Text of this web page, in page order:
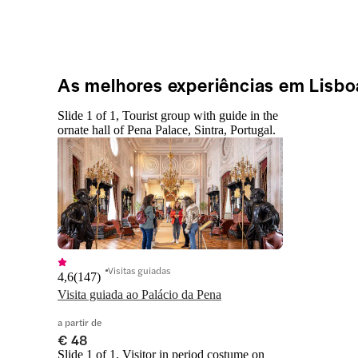
As melhores experiências em
Slide 1 of 1, Tourist group with guide in the
ornate hall of Pena Palace, Sintra, Portugal.
Visita guiada ao Palácio da Pena
4,6(147) Visitas guiadas
a partir de
€ 48
Slide 1 of 1, Visitor in period costume on